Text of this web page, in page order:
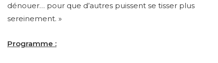
dénouer… pour que d’autres puissent se tisser plus
sereinement. »
Programme :